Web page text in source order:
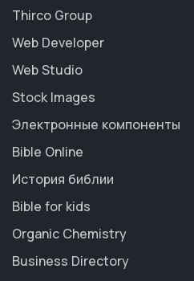
Thirco Group
Web Developer
Web Studio
Stock Images
Электронные компоненты
Bible Online
История библии
Bible for kids
Organic Chemistry
Business Directory